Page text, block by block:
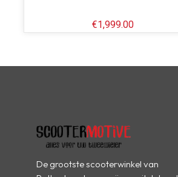
€1,999.00
De grootste scooterwinkel van